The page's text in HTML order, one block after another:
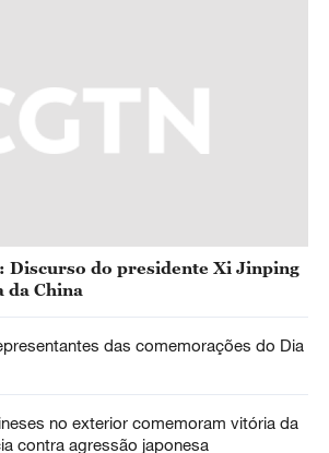
Discurso do presidente Xi Jinping
da China
das comemorações do Dia
no exterior comemoram vitória da
contra agressão japonesa